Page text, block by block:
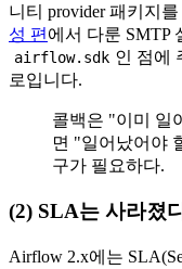
니티 provider 패키지
성 편 에서 다룬 SMTP
airflow.sdk 인 점에
로입니다.
콜백은 "이미 일
면 "일어났어야
구가 필요하다.
(2) SLA는 사라졌
Airflow 2.x에는